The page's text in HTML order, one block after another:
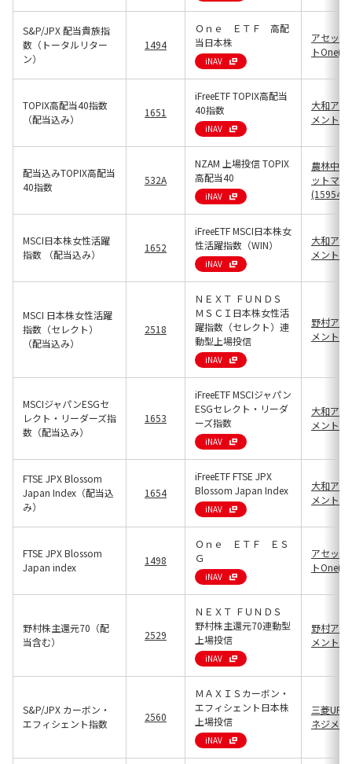
S&P/JPX 配当貴族指
数（トータルリター
ン）
1494
Ｏｎｅ ＥＴＦ 高配
当日本株
iNAV
アセッ
ト
TOPIX高配当40指数
（配当込み）
1651
iFreeETF TOPIX高配当
40指数
iNAV
大和ア
メント
配当込みTOPIX高配当
40指数
532A
NZAM 上場投信 TOPIX
高配当40
iNAV
農林中
ットマ
(15954)
MSCI日本株女性活躍
指数 （配当込み）
1652
iFreeETF MSCI日本株女
性活躍指数（WIN）
iNAV
大和ア
メント
MSCI 日本株女性活躍
指数（セレクト）
（配当込み）
2518
ＮＥＸＴ ＦＵＮＤＳ
ＭＳＣＩ日本株女性活
躍指数（セレクト）連
動型上場投信
iNAV
野村ア
メント
MSCIジャパンESGセ
レクト・リーダーズ指
数（配当込み）
1653
iFreeETF MSCIジャパン
ESGセレクト・リーダ
ーズ指数
iNAV
大和ア
メント
FTSE JPX Blossom
Japan Index（配当込
み）
1654
iFreeETF FTSE JPX
Blossom Japan Index
iNAV
大和ア
メント
FTSE JPX Blossom
Japan index
1498
Ｏｎｅ ＥＴＦ ＥＳ
Ｇ
iNAV
アセッ
ト
野村株主還元70（配
当含む）
2529
ＮＥＸＴ ＦＵＮＤＳ
野村株主還元70連動型
上場投信
iNAV
野村ア
メント
S&P/JPX カーボン・
エフィシェント指数
2560
ＭＡＸＩＳカーボン・
エフィシェント日本株
上場投信
iNAV
三菱UFJ
ネジメ